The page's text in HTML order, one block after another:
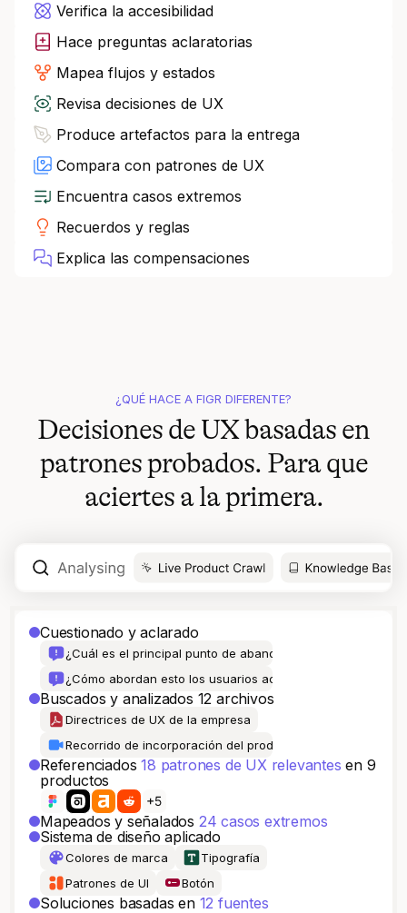
Verifica la accesibilidad
Hace preguntas aclaratorias
Mapea flujos y estados
Revisa decisiones de UX
Produce artefactos para la entrega
Compara con patrones de UX
Encuentra casos extremos
Recuerdos y reglas
Explica las compensaciones
¿QUÉ HACE A FIGR DIFERENTE?
Decisiones de UX basadas en
patrones probados. Para que
aciertes a la primera.
Cuestionado y aclarado
¿Cuál es el principal punto de abandono?
¿Cómo abordan esto los usuarios actualmente?
Buscados y analizados 12 archivos
Directrices de UX de la empresa
Recorrido de incorporación del producto
Referenciados18 patrones de UX relevantes en 9
productos
Mapeados y señalados 24 casos extremos
Sistema de diseño aplicado
Colores de marca
Tipografía
Patrones de UI
Botón
Soluciones basadas en 12 fuentes